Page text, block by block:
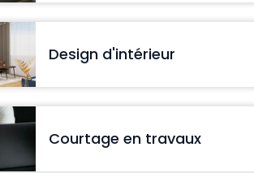
Design d'intérieur
Courtage en travaux